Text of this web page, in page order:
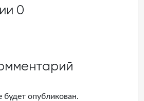
0
будет опубликован.